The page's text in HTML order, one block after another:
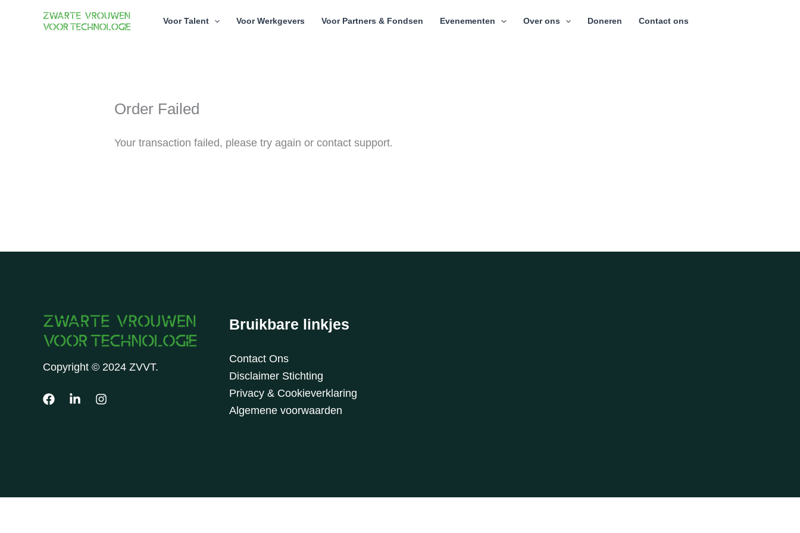
Voor Talent Voor Werkgevers Voor Partners & Fondsen Evenementen Over ons Doneren Contact ons
Order Failed
Your transaction failed, please try again or contact support.
Copyright © 2024 ZVVT.
Bruikbare linkjes
Contact Ons
Disclaimer Stichting
Privacy & Cookieverklaring
Algemene voorwaarden